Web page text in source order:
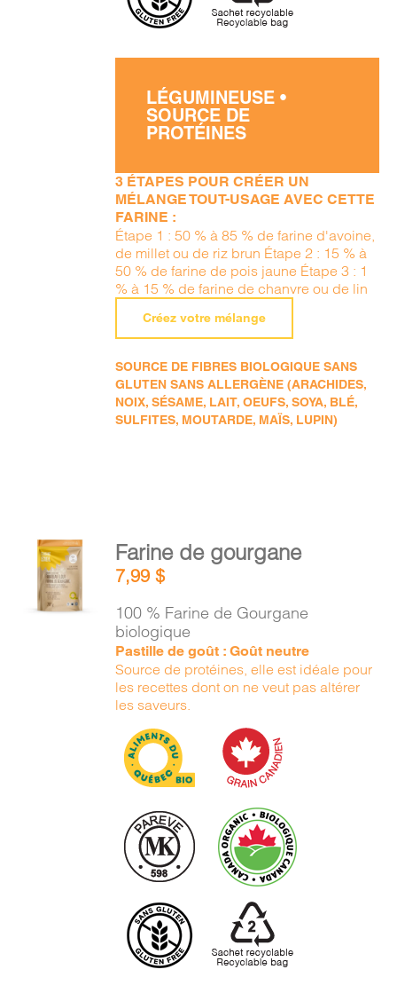
LÉGUMINEUSE •
SOURCE DE
PROTÉINES
3 ÉTAPES POUR CRÉER UN
MÉLANGE TOUT-USAGE AVEC CETTE
FARINE :
Étape 1 : 50 % à 85 % de farine d'avoine,
de millet ou de riz brun Étape 2 : 15 % à
50 % de farine de pois jaune Étape 3 : 1
% à 15 % de farine de chanvre ou de lin
Créez votre mélange
SOURCE DE FIBRES BIOLOGIQUE SANS
GLUTEN SANS ALLERGÈNE (ARACHIDES,
NOIX, SÉSAME, LAIT, OEUFS, SOYA, BLÉ,
SULFITES, MOUTARDE, MAÏS, LUPIN)
AJOUTER
AU
PANIER
Farine de gourgane
7,99$
100 % Farine de Gourgane
biologique
Pastille de goût : Goût neutre
Source de protéines, elle est idéale pour
les recettes dont on ne veut pas altérer
les saveurs.